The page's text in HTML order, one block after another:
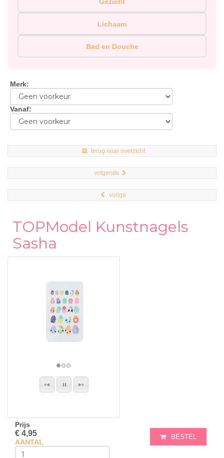
Lichaam
Bad en Douche
Merk:
Vanaf:
terug naar overzicht
volgende
vorige
TOPModel Kunstnagels
Sasha
Prijs
€ 4,95
AANTAL
BESTEL